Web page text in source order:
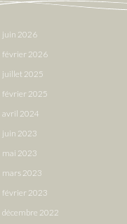
juin 2026
février 2026
juillet 2025
février 2025
avril 2024
juin 2023
mai 2023
mars 2023
février 2023
décembre 2022